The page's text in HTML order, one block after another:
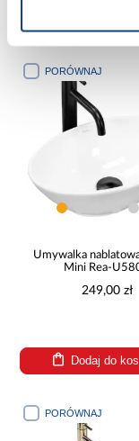
Dodaj do
PORÓWNAJ
Umywalka
Mini Rea-
249,00 zł
Dodaj do
PORÓWNAJ